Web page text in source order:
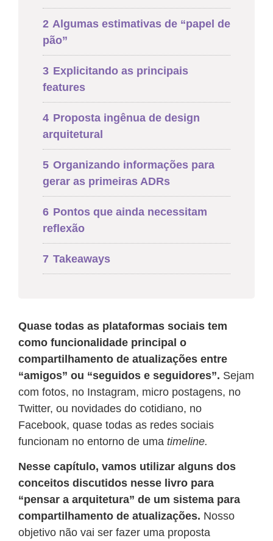
2 Algumas estimativas de “papel de
pão”
3 Explicitando as principais
features
4 Proposta ingênua de design
arquitetural
5 Organizando informações para
gerar as primeiras ADRs
6 Pontos que ainda necessitam
reflexão
7 Takeaways
Quase todas as plataformas sociais tem
como funcionalidade principal o
compartilhamento de atualizações entre
“amigos” ou “seguidos e seguidores”. Sejam
com fotos, no Instagram, micro postagens, no
Twitter, ou novidades do cotidiano, no
Facebook, quase todas as redes sociais
funcionam no entorno de uma timeline.
Nesse capítulo, vamos utilizar alguns dos
conceitos discutidos nesse livro para
“pensar a arquitetura” de um sistema para
compartilhamento de atualizações. Nosso
objetivo não vai ser fazer uma proposta